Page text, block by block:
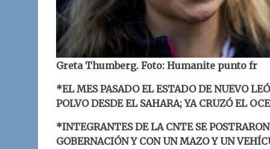
Greta Thumberg. Foto: Humanite punto fr
*EL MES PASADO EL ESTADO DE NUEVO
POLVO DESDE EL SAHARA; YA CRUZÓ EL
*INTEGRANTES DE LA CNTE SE
GOBERNACIÓN Y CON UN MAZO Y UN